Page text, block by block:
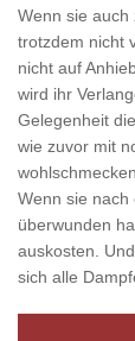
Wenn sie auch
trotzdem nicht
nicht auf
wird ihr
Gelegenheit
wie zuvor mit
Wenn sie nach
überwunden
auskosten.
sich alle